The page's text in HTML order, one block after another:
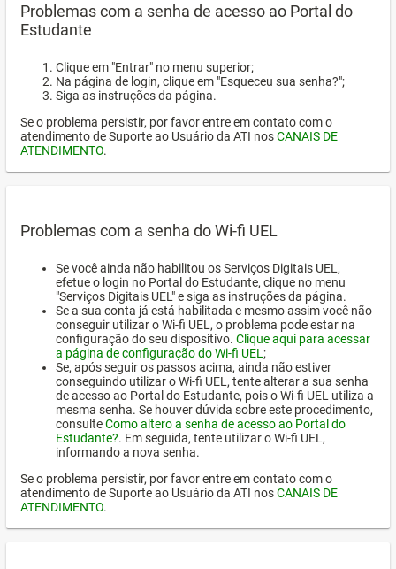
Problemas com a senha de acesso ao Portal do
Estudante
Clique em "Entrar" no menu superior;
Na página de login, clique em "Esqueceu sua senha?";
Siga as instruções da página.
Se o problema persistir, por favor entre em contato com o
atendimento de Suporte ao Usuário da ATI nosCANAIS DE
ATENDIMENTO.
Problemas com a senha do Wi-fi UEL
Se você ainda não habilitou os Serviços Digitais UEL,
efetue o login no Portal do Estudante, clique no menu
"Serviços Digitais UEL" e siga as instruções da página.
Se a sua conta já está habilitada e mesmo assim você não
conseguir utilizar o Wi-fi UEL, o problema pode estar na
configuração do seu dispositivo. Clique aqui para acessar
a página de configuração do Wi-fi UEL ;
Se, após seguir os passos acima, ainda não estiver
conseguindo utilizar o Wi-fi UEL, tente alterar a sua senha
de acesso ao Portal do Estudante, pois o Wi-fi UEL utiliza a
mesma senha. Se houver dúvida sobre este procedimento,
consulteComo altero a senha de acesso ao Portal do
Estudante?. Em seguida, tente utilizar o Wi-fi UEL,
informando a nova senha.
Se o problema persistir, por favor entre em contato com o
atendimento de Suporte ao Usuário da ATI nosCANAIS DE
ATENDIMENTO.